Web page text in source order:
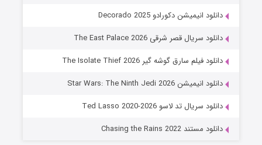
جادوگری در مغولستان
قسمت 14 (زیرنویس) منتشر شد
دانلود انیمیشن دکورادو Decorado 2025
دانلود سریال قصر شرقی The East Palace 2026
دانلود فیلم سارق گوشه گیر The Isolate Thief 2026
دانلود انیمیشن Star Wars: The Ninth Jedi 2026
دانلود سریال تد لاسو Ted Lasso 2020-2026
دانلود مستند Chasing the Rains 2022